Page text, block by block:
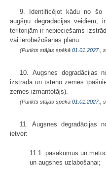
9. Identificējot kādu no šo
augšņu degradācijas veidiem,
teritorijām ir nepieciešams
vai ierobežošanas plānu.
(Punkts stājas spēkā 01.01.2027. ,
10. Augsnes degradācijas
izstrādā un īsteno zemes
zemes izmantotājs).
(Punkts stājas spēkā 01.01.2027. ,
11. Augsnes degradācijas
ietver:
11.1. pasākumus un
un augsnes uzlabošanai;